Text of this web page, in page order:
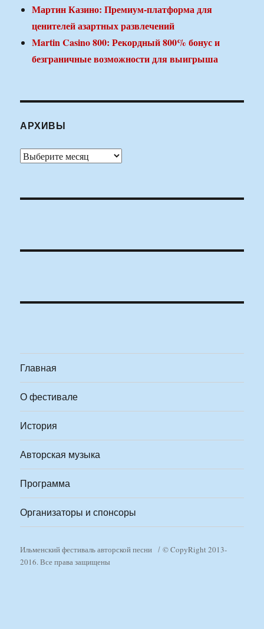
Мартин Казино: Премиум-платформа для
ценителей азартных развлечений
Martin Casino 800: Рекордный 800% бонус и
безграничные возможности для выигрыша
АРХИВЫ
Архивы
Главная
О фестивале
История
Авторская музыка
Программа
Организаторы и спонсоры
Ильменский фестиваль авторской песни
© CopyRight 2013-
2016. Все права защищены